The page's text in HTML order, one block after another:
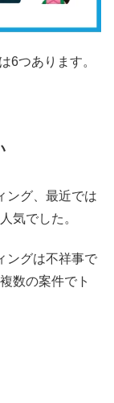
6つあります。
ング、最近では
気でした。
ングは不祥事で
数の案件でト